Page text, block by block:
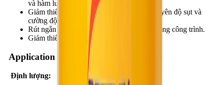
và hàm lượng xi măng.
Giảm thiểu hàm lượng xi măng khi giữ nguyên độ sụt và
cường độ bê tông.
Rút ngắn thời gian, đẩy nhanh tiến độ thi công công trình.
Giảm thiểu chi phí bảo dưỡng bê tông.
Application instruction
Định lượng: